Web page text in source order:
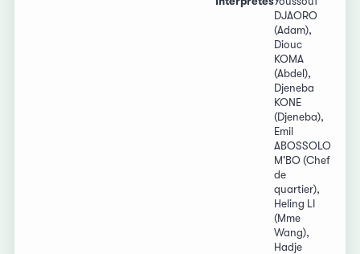
DJAORO
(Adam),
Diouc
KOMA
(Abdel),
Djeneba
KONE
(Djeneba),
Emil
ABOSSOLO
M'BO (Chef
de
quartier),
Heling LI
(Mme
Wang),
Hadje